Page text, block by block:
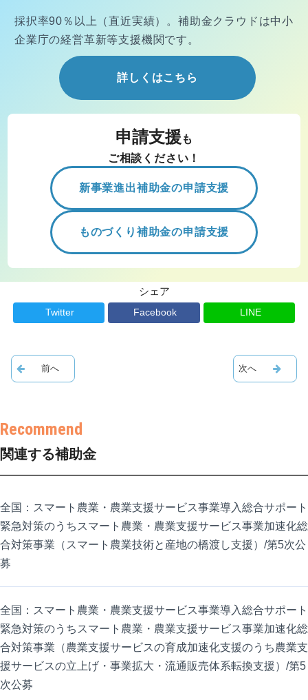
採択率90％以上（直近実績）。 補助金クラウドは中小
企業庁の経営革新等支援機関です。
詳しくはこちら
申請支援 も
ご相談ください！
新事業進出補助金の申請支援
ものづくり補助金の申請支援
シェア
Twitter Facebook LINE
関連する補助金
全国：スマート農業・農業支援サービス事業導入総合サポート
緊急対策のうちスマート農業・農業支援サービス事業加速化総
合対策事業（スマート農業技術と産地の橋渡し支援）/第5次公
募
全国：スマート農業・農業支援サービス事業導入総合サポート
緊急対策のうちスマート農業・農業支援サービス事業加速化総
合対策事業（農業支援サービスの育成加速化支援のうち農業支
援サービスの立上げ・事業拡大・流通販売体系転換支援）/第5
次公募